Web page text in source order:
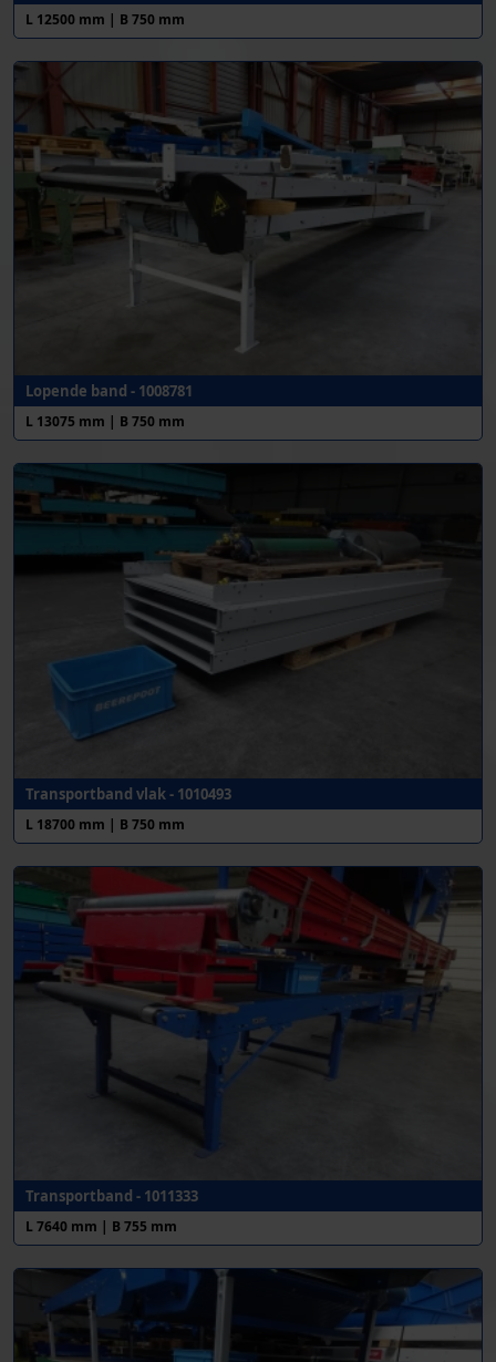
L 12500 mm | B 750 mm
Lopende band - 1008781
L 13075 mm | B 750 mm
Transportband vlak - 1010493
L 18700 mm | B 750 mm
Transportband - 1011333
L 7640 mm | B 755 mm